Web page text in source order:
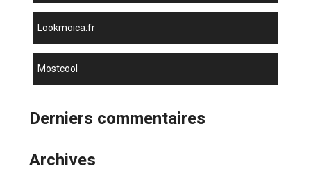
lookmoica.fr
mostcool
Derniers commentaires
Archives